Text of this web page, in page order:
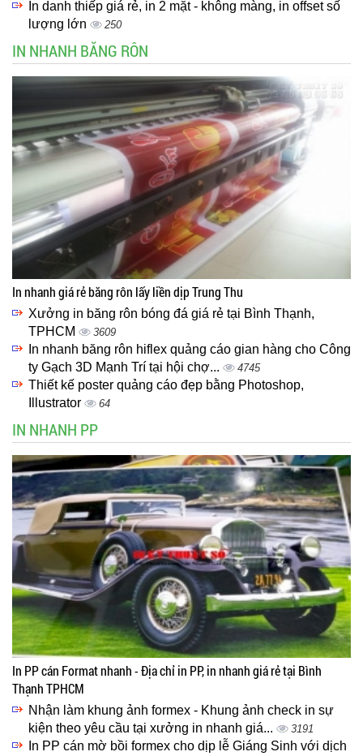
In danh thiếp giá rẻ, in 2 mặt - không màng, in offset số
lượng lớn
250
IN NHANH BĂNG RÔN
In nhanh giá rẻ băng rôn lấy liền dịp Trung Thu
Xưởng in băng rôn bóng đá giá rẻ tại Bình Thạnh,
TPHCM
3609
In nhanh băng rôn hiflex quảng cáo gian hàng cho Công
ty Gạch 3D Mạnh Trí tại hội chợ...
4745
Thiết kế poster quảng cáo đẹp bằng Photoshop,
Illustrator
64
IN NHANH PP
In PP cán Format nhanh - Địa chỉ in PP, in nhanh giá rẻ tại Bình
Thạnh TPHCM
Nhận làm khung ảnh formex - Khung ảnh check in sự
kiện theo yêu cầu tại xưởng in nhanh giá...
3191
In PP cán mờ bồi formex cho dịp lễ Giáng Sinh với dịch